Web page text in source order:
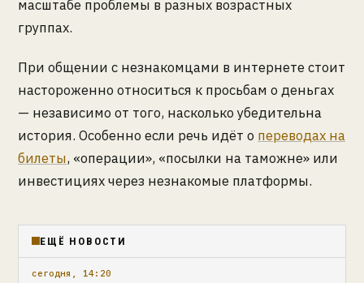
масштабе проблемы в разных возрастных
группах.
При общении с незнакомцами в интернете стоит
настороженно относиться к просьбам о деньгах
— независимо от того, насколько убедительна
история. Особенно если речь идёт о переводах на
билеты, «операции», «посылки на таможне» или
инвестициях через незнакомые платформы.
ЕЩЁ НОВОСТИ
сегодня, 14:20